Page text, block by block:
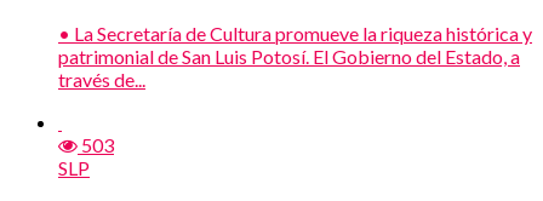
• La Secretaría de Cultura promueve la riqueza histórica y
patrimonial de San Luis Potosí. El Gobierno del Estado, a
través de...
503
SLP